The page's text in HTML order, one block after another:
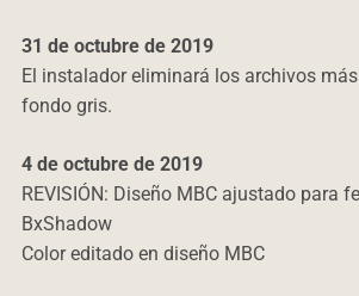
31 de octubre de 2019
El instalador eliminará los archivos
fondo gris.
4 de octubre de 2019
REVISIÓN: Diseño MBC ajustado para
BxShadow
Color editado en diseño MBC